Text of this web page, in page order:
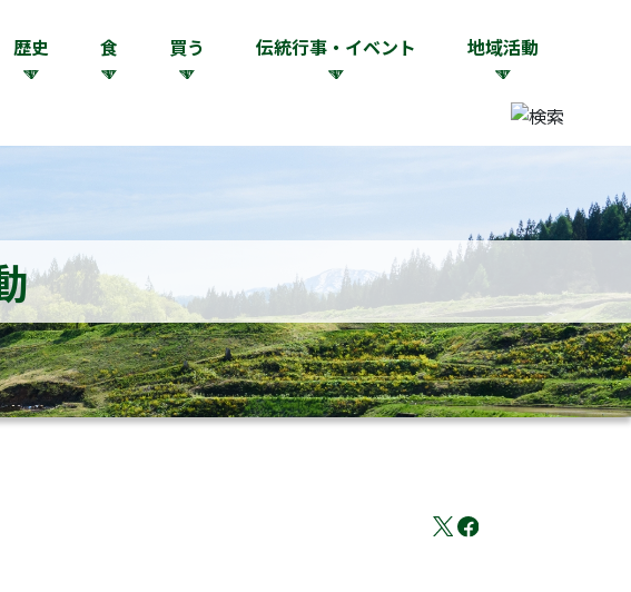
歴史 食 買う 伝統行事・イベント 地域活動